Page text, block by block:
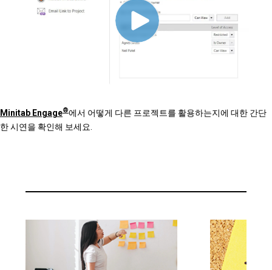
Minitab Engage®에서 어떻게 다른 프로젝트를 활용하는지에 대한 간단
한 시연을 확인해 보세요.